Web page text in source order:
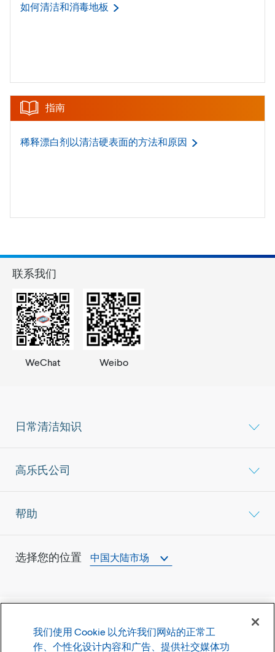
如何清洁和消毒地板
指南
稀释漂白剂以清洁硬表面的方法和原因
日常清洁知识
高乐氏公司
帮助
选择您的位置 中国大陆市场
联系我们
WeChat Weibo
2026高乐氏公司
我们使用 Cookie 以允许我们网站的正常工
作、个性化设计内容和广告、提供社交媒体功